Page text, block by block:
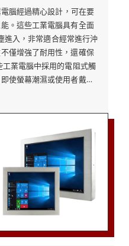
腦經過精心設計，可在要
。這些工業電腦具有全面
進入，非常適合經常進行沖
僅增強了耐用性，還確保
業電腦中採用的電阻式觸
使螢幕潮濕或使用者戴著
。無風扇設計加上低功
性和能源效率，使其成為
解決方案。 此外，IP65不
設計不僅滿足嚴格的清潔
定中。這些工業電腦在堅
確保它們能夠承受惡劣環
作。